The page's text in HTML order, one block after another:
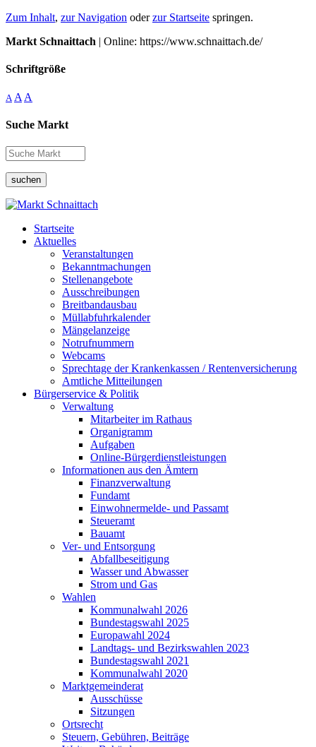
Zum Inhalt, zur Navigation oderzur Startseite springen.
Markt Schnaittach | Online: https://www.schnaittach.de/
Schriftgröße
A A A
Suche Markt
suchen
Startseite
Aktuelles
Veranstaltungen
Bekanntmachungen
Stellenangebote
Ausschreibungen
Breitbandausbau
Müllabfuhrkalender
Mängelanzeige
Notrufnummern
Webcams
Sprechtage der Krankenkassen / Rentenversicherung
Amtliche Mitteilungen
Bürgerservice & Politik
Verwaltung
Mitarbeiter im Rathaus
Organigramm
Aufgaben
Online-Bürgerdienstleistungen
Informationen aus den Ämtern
Finanzverwaltung
Fundamt
Einwohnermelde- und Passamt
Steueramt
Bauamt
Ver- und Entsorgung
Abfallbeseitigung
Wasser und Abwasser
Strom und Gas
Wahlen
Kommunalwahl 2026
Bundestagswahl 2025
Europawahl 2024
Landtags- und Bezirkswahlen 2023
Bundestagswahl 2021
Kommunalwahl 2020
Marktgemeinderat
Ausschüsse
Sitzungen
Ortsrecht
Steuern, Gebühren, Beiträge